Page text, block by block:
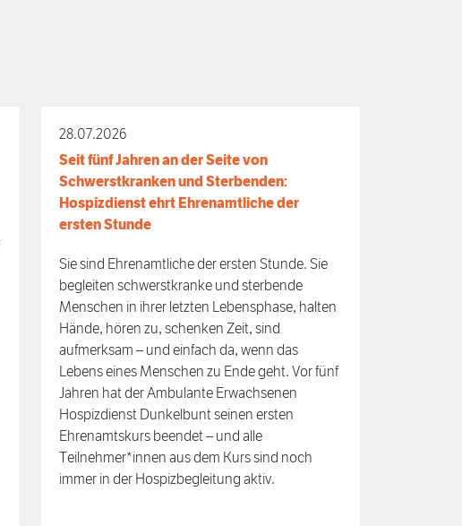
28.07.2026
Seit fünf Jahren an der Seite von
Schwerstkranken und Sterbenden:
Hospizdienst ehrt Ehrenamtliche der
ersten Stunde
Sie sind Ehrenamtliche der ersten Stunde. Sie
begleiten schwerstkranke und sterbende
Menschen in ihrer letzten Lebensphase, halten
Hände, hören zu, schenken Zeit, sind
aufmerksam – und einfach da, wenn das
Lebens eines Menschen zu Ende geht. Vor fünf
Jahren hat der Ambulante Erwachsenen
Hospizdienst Dunkelbunt seinen ersten
Ehrenamtskurs beendet – und alle
Teilnehmer*innen aus dem Kurs sind noch
immer in der Hospizbegleitung aktiv.